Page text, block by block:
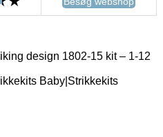
design 1802-15 kit – 1-12
Baby|Strikkekits